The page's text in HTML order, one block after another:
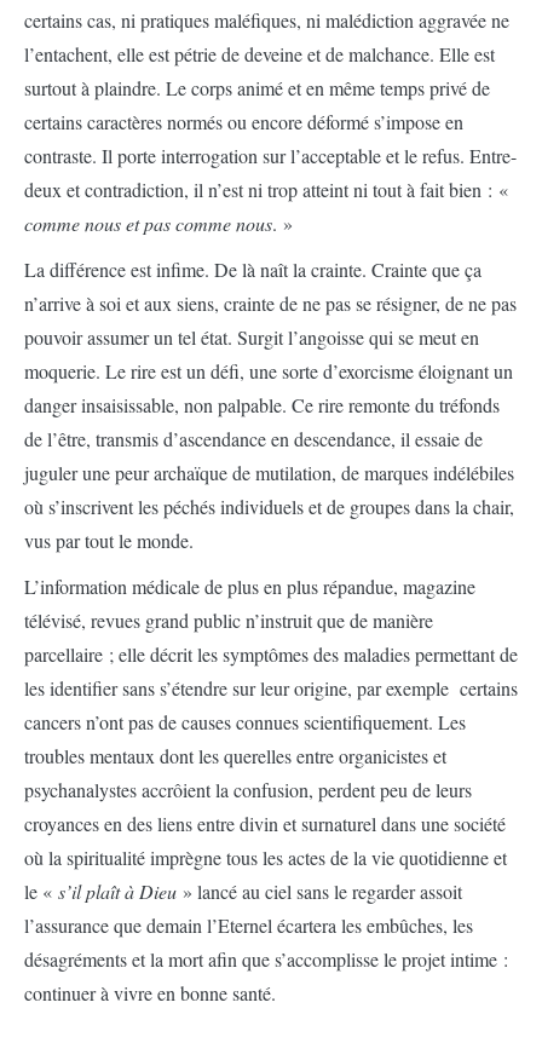
certains cas, ni pratiques maléfiques, ni malédiction aggravée ne
l’entachent, elle est pétrie de deveine et de malchance. Elle est
surtout à plaindre. Le corps animé et en même temps privé de
certains caractères normés ou encore déformé s’impose en
contraste. Il porte interrogation sur l’acceptable et le refus. Entre-
deux et contradiction, il n’est ni trop atteint ni tout à fait bien : «
comme nous et pas comme nous. »
La différence est infime. De là naît la crainte. Crainte que ça
n’arrive à soi et aux siens, crainte de ne pas se résigner, de ne pas
pouvoir assumer un tel état. Surgit l’angoisse qui se meut en
moquerie. Le rire est un défi, une sorte d’exorcisme éloignant un
danger insaisissable, non palpable. Ce rire remonte du tréfonds
de l’être, transmis d’ascendance en descendance, il essaie de
juguler une peur archaïque de mutilation, de marques indélébiles
où s’inscrivent les péchés individuels et de groupes dans la chair,
vus par tout le monde.
L’information médicale de plus en plus répandue, magazine
télévisé, revues grand public n’instruit que de manière
parcellaire ; elle décrit les symptômes des maladies permettant de
les identifier sans s’étendre sur leur origine, par exemple certains
cancers n’ont pas de causes connues scientifiquement. Les
troubles mentaux dont les querelles entre organicistes et
psychanalystes accrôient la confusion, perdent peu de leurs
croyances en des liens entre divin et surnaturel dans une société
où la spiritualité imprègne tous les actes de la vie quotidienne et
le « s’il plaît à Dieu » lancé au ciel sans le regarder assoit
l’assurance que demain l’Eternel écartera les embûches, les
désagréments et la mort afin que s’accomplisse le projet intime :
continuer à vivre en bonne santé.